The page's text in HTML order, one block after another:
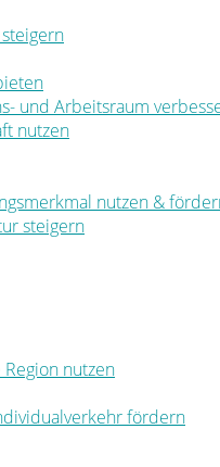
und Arbeitsraum
nutzen
nutzen &
steigern
nutzen
fördern